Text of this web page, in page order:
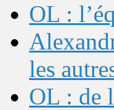
OL :
les
OL : de